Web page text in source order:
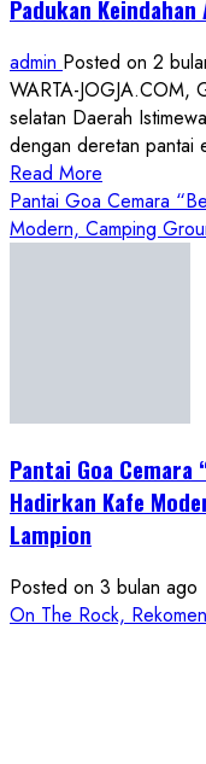
Padukan
admin Posted on 2
WARTA-JOGJA.COM,
selatan Daerah
dengan deretan pantai
Read More
more
about
Baru,
Keindahan
Alam
Kekinian
Pantai Goa Cemara
Modern, Camping
Pantai Goa
Hadirkan Kafe
Lampion
Posted on 3 bulan ago
On The Rock,